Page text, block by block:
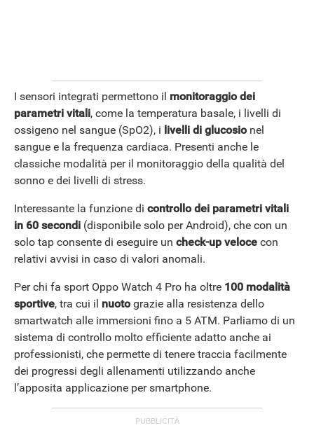
I sensori integrati permettono il monitoraggio dei
parametri vitali, come la temperatura basale, i livelli di
ossigeno nel sangue (SpO2), i livelli di glucosionel
sangue e la frequenza cardiaca. Presenti anche le
classiche modalità per il monitoraggio della qualità del
sonno e dei livelli di stress.
Interessante la funzione di controllo dei parametri vitali
in 60 secondi (disponibile solo per Android), che con un
solo tap consente di eseguire un check-up veloce con
relativi avvisi in caso di valori anomali.
Per chi fa sport Oppo Watch 4 Pro ha oltre 100 modalità
sportive, tra cui il nuotograzie alla resistenza dello
smartwatch alle immersioni fino a 5 ATM. Parliamo di un
sistema di controllo molto efficiente adatto anche ai
professionisti, che permette di tenere traccia facilmente
dei progressi degli allenamenti utilizzando anche
l’apposita applicazione per smartphone.